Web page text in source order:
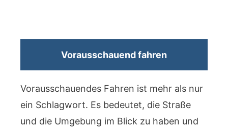
Vorausschauend fahren
Vorausschauendes Fahren ist mehr als nur
ein Schlagwort. Es bedeutet, die Straße
und die Umgebung im Blick zu haben und